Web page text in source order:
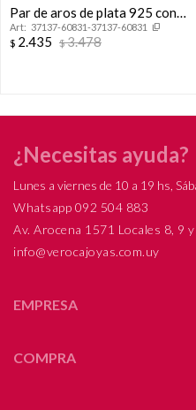
Par de aros de plata 925 con
circonias.
37137-60831-37137-60831
$ 2.435 $3.478
¿Necesitas ayuda?
Lunes a viernes de 10 a 19 hs,
Whatsapp 092 504 883
Av. Arocena 1571 Locales 8, 9
info@verocajoyas.com.uy
EMPRESA
COMPRA